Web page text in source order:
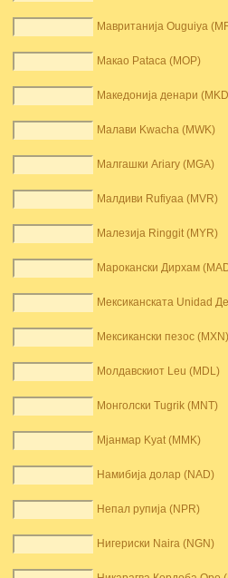
Мавританија Ouguiya
Макао Pataca (MOP)
Македонија денари
Малави Kwacha (MWK)
Малгашки Ariary (MGA)
Малдиви Rufiyaa (MVR)
Малезија Ringgit (MYR)
Марокански Дирхам
Мексиканската Unidad
Мексикански пезос (MXN)
Молдавскиот Leu (MDL)
Монголски Tugrik (MNT)
Мјанмар Kyat (MMK)
Намибија долар (NAD)
Непал рупија (NPR)
Нигериски Naira (NGN)